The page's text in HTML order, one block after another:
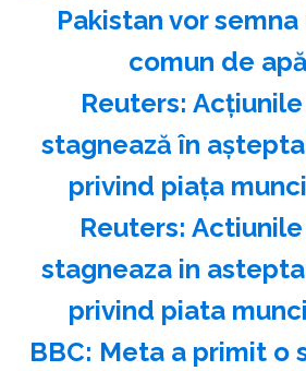
Pakistan vor
comun de
Reuters:
stagnează în
privind piaţa
Reuters:
stagneaza in
privind piata
BBC: Meta a primit o